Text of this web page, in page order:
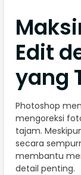
Edit
yang
Photoshop
mengoreksi
tajam.
secara
membantu
detail penting.